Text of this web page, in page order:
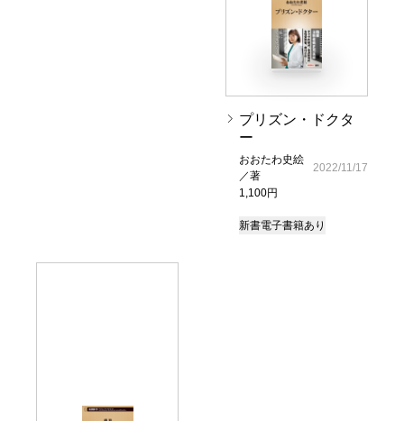
プリズン・ドクタ
ー
おおたわ史絵
／著
1,100円
2022/11/17
新書電子書籍あり